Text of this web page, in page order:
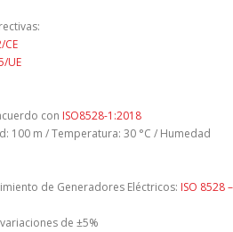
CE
UE
con ISO8528-1:2018
100 m / Temperatura: 30 °C / Humedad
de Generadores Eléctricos: ISO 8528 –
de ±5%